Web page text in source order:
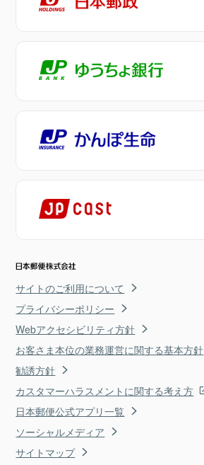
サイトのご利用について
プライバシーポリシー
Webアクセシビリティ方針
お客さま本位の業務運営に関する基本方針
勧誘方針
カスタマーハラスメントに関する考え方
日本郵便公式アプリ一覧
ソーシャルメディア
サイトマップ